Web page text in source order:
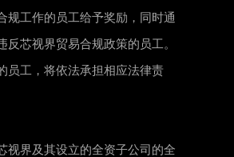
规工作的员工给予奖励，同时通
反芯视界贸易合规政策的员工。
员工，将依法承担相应法律责
视界及其设立的全资子公司的全